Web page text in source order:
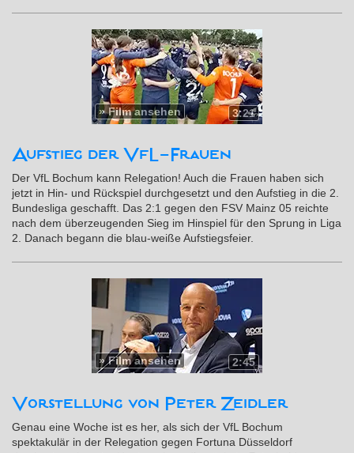
3:21
»Film ansehen
Aufstieg der VfL-Frauen
Der VfL Bochum kann Relegation! Auch die Frauen haben sich
jetzt in Hin- und Rückspiel durchgesetzt und den Aufstieg in die 2.
Bundesliga geschafft. Das 2:1 gegen den FSV Mainz 05 reichte
nach dem überzeugenden Sieg im Hinspiel für den Sprung in Liga
2. Danach begann die blau-weiße Aufstiegsfeier.
2:45
»Film ansehen
Vorstellung von Peter Zeidler
Genau eine Woche ist es her, als sich der VfL Bochum
spektakulär in der Relegation gegen Fortuna Düsseldorf